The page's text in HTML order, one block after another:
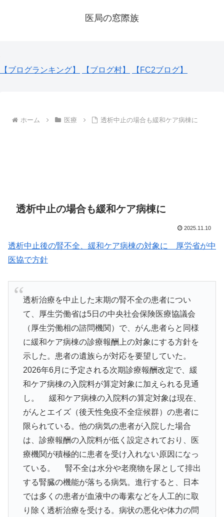
医局の窓際族
【ブログランキング】 【ブログ村】 【FC2ブログ】
ホーム 医療 透析中止の場合も緩和ケア病棟に
透析中止の場合も緩和ケア病棟に
2025.11.10
透析中止後の腎不全、緩和ケア病棟の対象に 厚労省が中
医協で方針
透析治療を中止した末期の腎不全の患者につい
て、厚生労働省は5日の中央社会保険医療協議会
（厚生労働相の諮問機関）で、がん患者らと同様
に緩和ケア病棟の診療報酬上の対象にする方針を
示した。患者の遺族らが対応を要望していた。
2026年6月に予定される次期診療報酬改定で、緩
和ケア病棟の入院料が算定対象に加えられる見通
し。 緩和ケア病棟の入院料の算定対象は現在、
がんとエイズ（後天性免疫不全症候群）の患者に
限られている。他の病気の患者が入院した場合
は、診療報酬の入院料が低く設定されており、医
療機関が積極的に患者を受け入れない原因になっ
ている。 腎不全は水分や老廃物を尿として排出
する腎臓の機能が落ちる病気。進行すると、日本
では多くの患者が血液中の毒素などを人工的に取
り除く透析治療を受ける。病状の悪化や体力の問